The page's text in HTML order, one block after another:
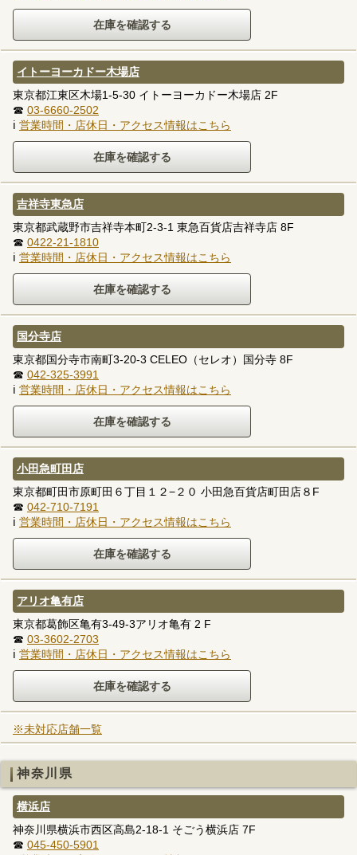
イトーヨーカドー木場店
東京都江東区木場1-5-30 イトーヨーカドー木場店 2F
☎ 03-6660-2502
ℹ 営業時間・店休日・アクセス情報はこちら
吉祥寺東急店
東京都武蔵野市吉祥寺本町2-3-1 東急百貨店吉祥寺店 8F
☎ 0422-21-1810
ℹ 営業時間・店休日・アクセス情報はこちら
国分寺店
東京都国分寺市南町3-20-3 CELEO（セレオ）国分寺 8F
☎ 042-325-3991
ℹ 営業時間・店休日・アクセス情報はこちら
小田急町田店
東京都町田市原町田６丁目１２−２０ 小田急百貨店町田店８F
☎ 042-710-7191
ℹ 営業時間・店休日・アクセス情報はこちら
アリオ亀有店
東京都葛飾区亀有3-49-3アリオ亀有 2 F
☎ 03-3602-2703
ℹ 営業時間・店休日・アクセス情報はこちら
※未対応店舗一覧
神奈川県
横浜店
神奈川県横浜市西区高島2-18-1 そごう横浜店 7F
☎ 045-450-5901